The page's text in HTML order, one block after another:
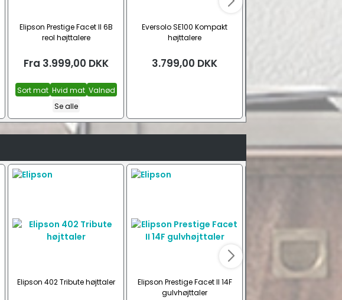
Elipson Prestige Facet II 6B
reol højttalere
Fra 3.999,00 DKK
Sort mat Hvid mat Valnød
Se alle
Eversolo SE100 Kompakt
højttalere
3.799,00 DKK
Rød højglans / Sølv
Elipson 402 Tribute højttaler
Elipson Prestige Facet II 14F
gulvhøjttaler